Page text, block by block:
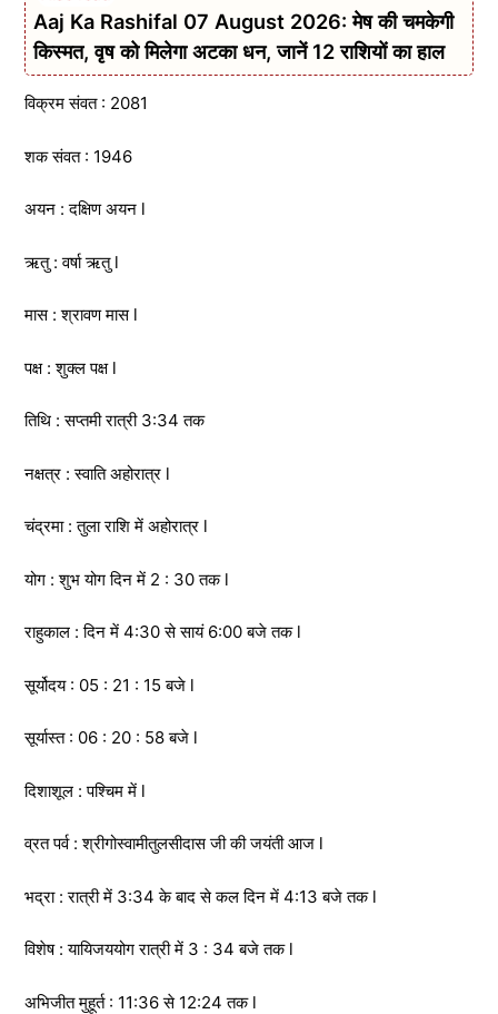
Aaj Ka Rashifal 07 August 2026: मेष की चमकेगी
किस्मत, वृष को मिलेगा अटका धन, जानें 12 राशियों का हाल
विक्रम संवत : 2081
शक संवत : 1946
अयन : दक्षिण अयन l
ऋतु : वर्षा ऋतु l
मास : श्रावण मास l
पक्ष : शुक्ल पक्ष l
तिथि : सप्तमी रात्री 3:34 तक
नक्षत्र : स्वाति अहोरात्र l
चंद्रमा : तुला राशि में अहोरात्र l
योग : शुभ योग दिन में 2 : 30 तक l
राहुकाल : दिन में 4:30 से सायं 6:00 बजे तक l
सूर्योदय : 05 : 21 : 15 बजे l
सूर्यास्त : 06 : 20 : 58 बजे l
दिशाशूल : पश्चिम में l
व्रत पर्व : श्रीगोस्वामीतुलसीदास जी की जयंती आज l
भद्रा : रात्री में 3:34 के बाद से कल दिन में 4:13 बजे तक l
विशेष : यायिजययोग रात्री में 3 : 34 बजे तक l
अभिजीत मुहूर्त : 11:36 से 12:24 तक l